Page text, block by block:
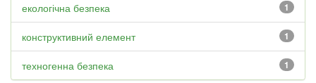
1
екологічна безпека
1
конструктивний елемент
1
техногенна безпека